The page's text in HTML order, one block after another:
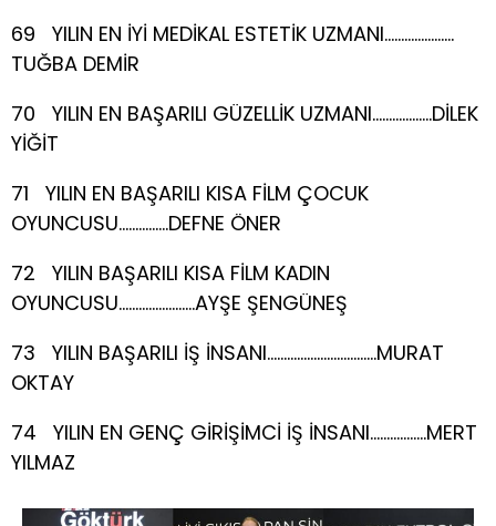
69 YILIN EN İYİ MEDİKAL ESTETİK UZMANI…………………
TUĞBA DEMİR
70 YILIN EN BAŞARILI GÜZELLİK UZMANI………………DİLEK
YİĞİT
71 YILIN EN BAŞARILI KISA FİLM ÇOCUK
OYUNCUSU……………DEFNE ÖNER
72 YILIN BAŞARILI KISA FİLM KADIN
OYUNCUSU…………………..AYŞE ŞENGÜNEŞ
73 YILIN BAŞARILI İŞ İNSANI……………………………MURAT
OKTAY
74 YILIN EN GENÇ GİRİŞİMCİ İŞ İNSANI……………..MERT
YILMAZ